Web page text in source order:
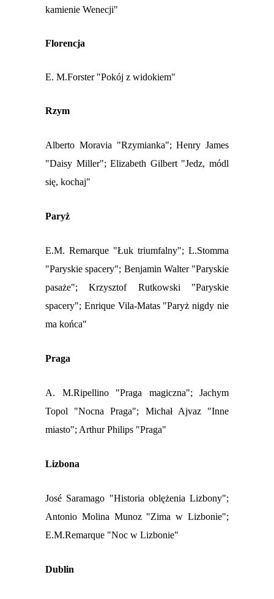
kamienie Wenecji"
Florencja
E. M.Forster "Pokój z widokiem"
Rzym
Alberto Moravia "Rzymianka";Henry James
"Daisy Miller";Elizabeth Gilbert "Jedz, módl
się, kochaj"
Paryż
E.M. Remarque "Łuk triumfalny"; L.Stomma
"Paryskie spacery"; Benjamin Walter "Paryskie
pasaże";Krzysztof Rutkowski "Paryskie
spacery"; Enrique Vila-Matas "Paryż nigdy nie
ma końca"
Praga
A. M.Ripellino "Praga magiczna"; Jachym
Topol "Nocna Praga"; Michał Ajvaz "Inne
miasto"; Arthur Philips "Praga"
Lizbona
José Saramago "Historia oblężenia Lizbony";
Antonio Molina Munoz "Zima w Lizbonie";
E.M.Remarque "Noc w Lizbonie"
Dublin